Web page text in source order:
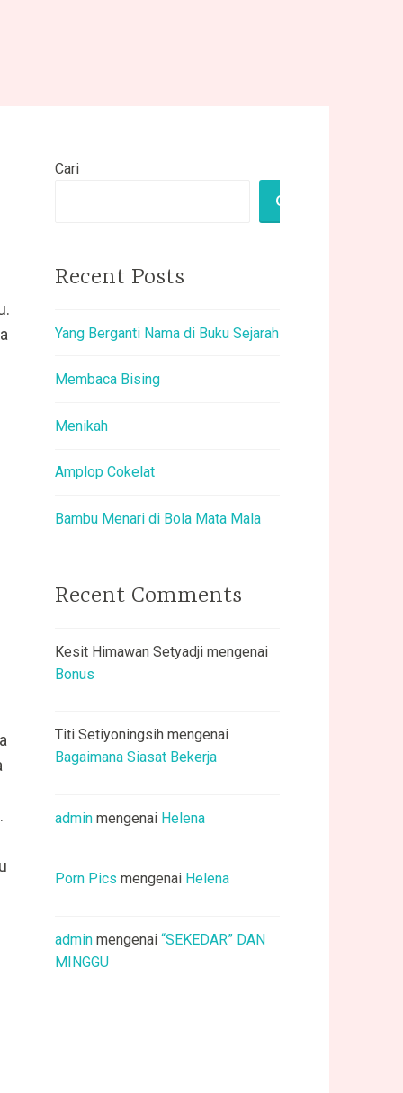
Cari
CARI
Recent Posts
Yang Berganti Nama di Buku Sejarah
Membaca Bising
Menikah
Amplop Cokelat
Bambu Menari di Bola Mata Mala
Recent Comments
Kesit Himawan Setyadji mengenai
Bonus
Titi Setiyoningsih mengenai
Bagaimana Siasat Bekerja
admin mengenai Helena
Porn Pics mengenai Helena
admin mengenai “SEKEDAR” DAN
MINGGU